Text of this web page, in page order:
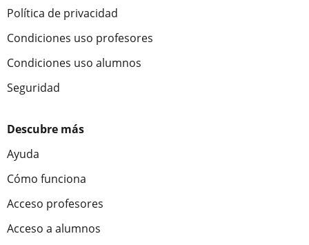
Política de privacidad
Condiciones uso profesores
Condiciones uso alumnos
Seguridad
Descubre más
Ayuda
Cómo funciona
Acceso profesores
Acceso a alumnos